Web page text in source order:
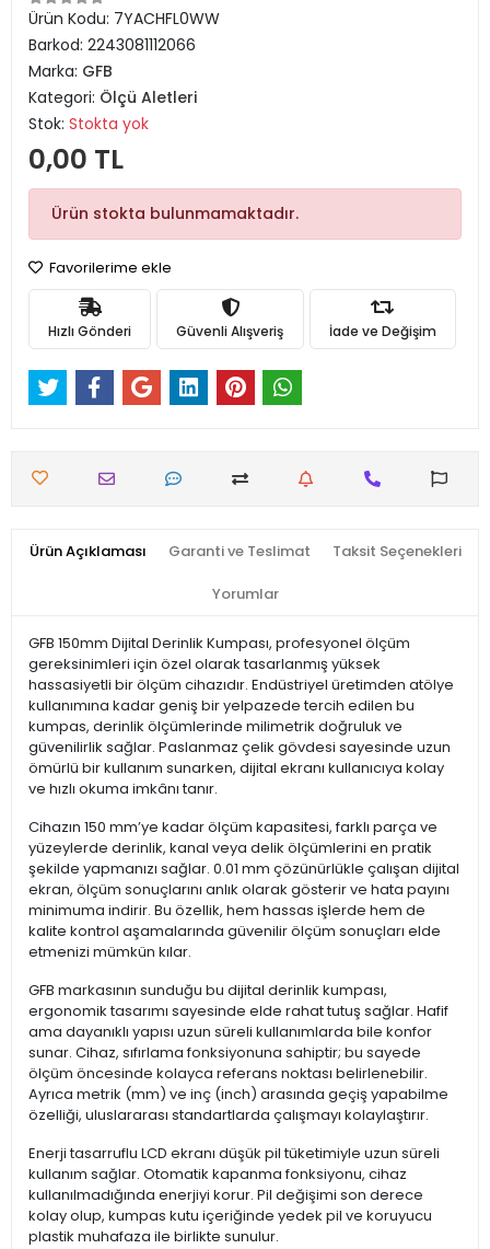
Ürün Kodu: 7YACHFL0WW
Barkod: 2243081112066
Marka: GFB
Kategori: Ölçü Aletleri
Stok: Stokta yok
0,00 TL
Ürün stokta bulunmamaktadır.
Favorilerime ekle
Hızlı Gönderi Güvenli Alışveriş İade ve Değişim
Ürün Açıklaması Garanti ve Teslimat Taksit Seçenekleri
Yorumlar
GFB 150mm Dijital Derinlik Kumpası, profesyonel ölçüm
gereksinimleri için özel olarak tasarlanmış yüksek
hassasiyetli bir ölçüm cihazıdır. Endüstriyel üretimden atölye
kullanımına kadar geniş bir yelpazede tercih edilen bu
kumpas, derinlik ölçümlerinde milimetrik doğruluk ve
güvenilirlik sağlar. Paslanmaz çelik gövdesi sayesinde uzun
ömürlü bir kullanım sunarken, dijital ekranı kullanıcıya kolay
ve hızlı okuma imkânı tanır.
Cihazın 150 mm’ye kadar ölçüm kapasitesi, farklı parça ve
yüzeylerde derinlik, kanal veya delik ölçümlerini en pratik
şekilde yapmanızı sağlar. 0.01 mm çözünürlükle çalışan dijital
ekran, ölçüm sonuçlarını anlık olarak gösterir ve hata payını
minimuma indirir. Bu özellik, hem hassas işlerde hem de
kalite kontrol aşamalarında güvenilir ölçüm sonuçları elde
etmenizi mümkün kılar.
GFB markasının sunduğu bu dijital derinlik kumpası,
ergonomik tasarımı sayesinde elde rahat tutuş sağlar. Hafif
ama dayanıklı yapısı uzun süreli kullanımlarda bile konfor
sunar. Cihaz, sıfırlama fonksiyonuna sahiptir; bu sayede
ölçüm öncesinde kolayca referans noktası belirlenebilir.
Ayrıca metrik (mm) ve inç (inch) arasında geçiş yapabilme
özelliği, uluslararası standartlarda çalışmayı kolaylaştırır.
Enerji tasarruflu LCD ekranı düşük pil tüketimiyle uzun süreli
kullanım sağlar. Otomatik kapanma fonksiyonu, cihaz
kullanılmadığında enerjiyi korur. Pil değişimi son derece
kolay olup, kumpas kutu içeriğinde yedek pil ve koruyucu
plastik muhafaza ile birlikte sunulur.